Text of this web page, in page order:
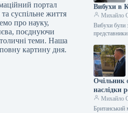
портал
суспільне життя
про науку,
поєднуючи
теми. Наша
картину дня.
Вибухи в
Михайло
Вибухи були
Очільник
наслідки
Михайло
Британський